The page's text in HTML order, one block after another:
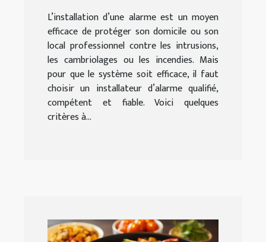
L’installation d’une alarme est un moyen
efficace de protéger son domicile ou son
local professionnel contre les intrusions,
les cambriolages ou les incendies. Mais
pour que le système soit efficace, il faut
choisir un installateur d’alarme qualifié,
compétent et fiable. Voici quelques
critères à...